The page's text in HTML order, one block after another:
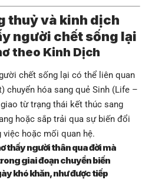
thuỷ và kinh dịch
người chết sống lại
theo Kinh Dịch
chết sống lại có thể liên quan
chuyển hóa sang quẻ Sinh (Life –
từ trạng thái kết thúc sang
hoặc sắp trải qua sự biến đổi
việc hoặc mối quan hệ.
thấy người thân qua đời mà
giai đoạn chuyển biến
khó khăn, như được tiếp